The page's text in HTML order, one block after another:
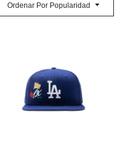
Ordenar Por Popularidad